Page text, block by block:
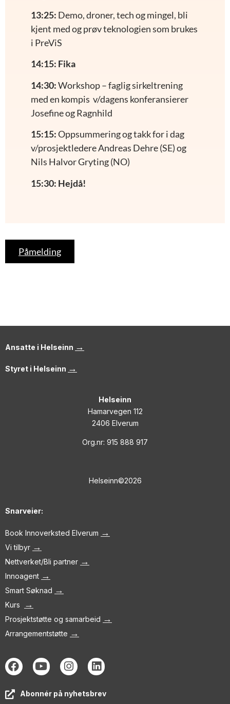
13:25: Demo, droner, tech og mingel, bli
kjent med og prøv teknologien som brukes
i PreViS
14:15: Fika
14:30:Workshop – faglig sirkeltrening
med en kompis v/dagens konferansierer
Josefine og Ragnhild
15:15:Oppsummering og takk for i dag
v/prosjektledere Andreas Dehre (SE) og
Nils Halvor Gryting (NO)
15:30: Hejdå!
Påmelding
Ansatte i Helseinn →
Styret i Helseinn →
Helseinn
Hamarvegen 112
2406 Elverum
Org.nr: 915 888 917
Helseinn©2026
Snarveier:
Book Innoverksted Elverum →
Vi tilbyr →
Nettverket/Bli partner →
Innoagent →
Smart Søknad →
Kurs →
Prosjektstøtte og samarbeid →
Arrangementstøtte →
Abonnér på nyhetsbrev